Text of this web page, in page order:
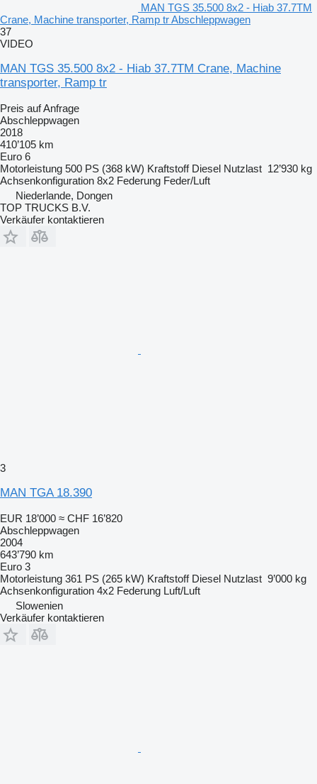
MAN TGS 35.500 8x2 - Hiab 37.7TM
Crane, Machine transporter, Ramp tr Abschleppwagen
37
VIDEO
MAN TGS 35.500 8x2 - Hiab 37.7TM Crane, Machine
transporter, Ramp tr
Preis auf Anfrage
Abschleppwagen
2018
410’105 km
Euro 6
Motorleistung 500 PS (368 kW) Kraftstoff Diesel Nutzlast 12’930 kg
Achsenkonfiguration 8x2 Federung Feder/Luft
Niederlande, Dongen
TOP TRUCKS B.V.
Verkäufer kontaktieren
3
MAN TGA 18.390
EUR 18’000 ≈ CHF 16’820
Abschleppwagen
2004
643’790 km
Euro 3
Motorleistung 361 PS (265 kW) Kraftstoff Diesel Nutzlast 9’000 kg
Achsenkonfiguration 4x2 Federung Luft/Luft
Slowenien
Verkäufer kontaktieren